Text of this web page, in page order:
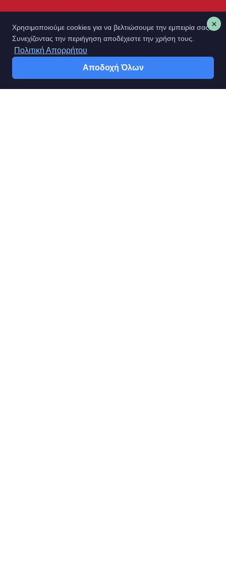
Τρόποι Πληρωμής
Όροι και προϋποθέσεις
Χρησιμοποιούμε cookies για να βελτιώσουμε την εμπειρία σας.
Συνεχίζοντας την περιήγηση αποδέχεστε την χρήση τους.
Πολιτική Απορρήτου
Αποδοχή Όλων